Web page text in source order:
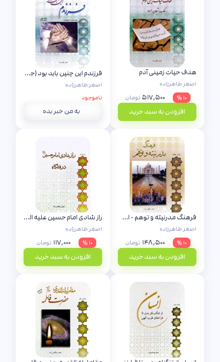
هدف حیات زمینی آدم
اصغر طاهرزاده
۱۰ %
۵۱۷,۵۰۰ تومان
افزودن به سبد خرید
فرزندم این چنین باید بود (جلد اول)
اصغر طاهرزاده
ناموجود
به من خبر بده
فرهنگ مدرنیته و توهم - استاد طاهرزاده
اصغر طاهرزاده
۱۰ %
۱۴۸,۵۰۰ تومان
افزودن به سبد خرید
راز شادی امام حسین علیه السلام در قتلگاه (استاد طاهرزاده)
اصغر طاهرزاده
۱۰ %
۱۱۷,۰۰۰ تومان
افزودن به سبد خرید